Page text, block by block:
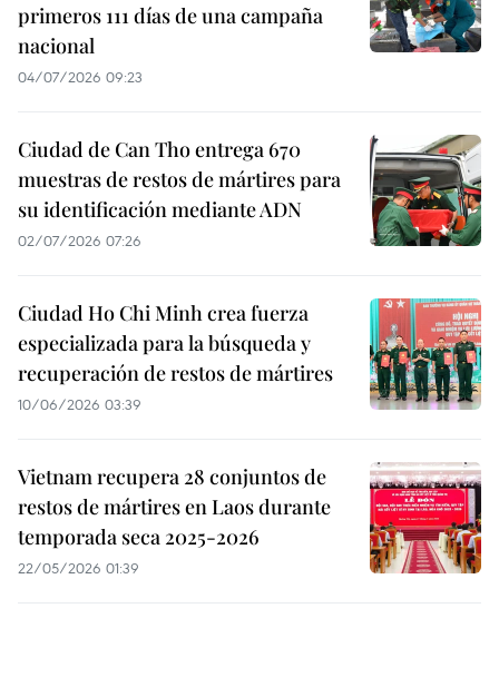
primeros 111 días de una campaña
nacional
04/07/2026 09:23
Ciudad de Can Tho entrega 670
muestras de restos de mártires para
su identificación mediante ADN
02/07/2026 07:26
Ciudad Ho Chi Minh crea fuerza
especializada para la búsqueda y
recuperación de restos de mártires
10/06/2026 03:39
Vietnam recupera 28 conjuntos de
restos de mártires en Laos durante
temporada seca 2025-2026
22/05/2026 01:39